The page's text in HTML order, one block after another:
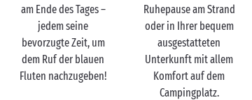
am Ende des Tages –
jedem seine
bevorzugte Zeit, um
dem Ruf der blauen
Fluten nachzugeben!
Ruhepause am Strand
oder in Ihrer bequem
ausgestatteten
Unterkunft mit allem
Komfort auf dem
Campingplatz.